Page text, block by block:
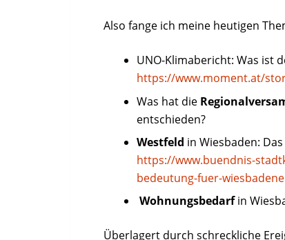
Also fange ich meine heutigen
UNO-Klimabericht: Was ist
https://www.moment.at/
Was hat die
entschieden?
Westfeld in Wiesbaden:
https://www.buendnis-
bedeutung-fuer-
Wohnungsbedarfin
Überlagert durch schreckliche